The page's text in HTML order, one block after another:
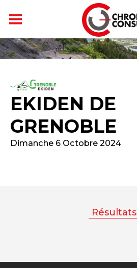
EKIDEN DE
GRENOBLE
Dimanche 6 Octobre 2024
Résultats